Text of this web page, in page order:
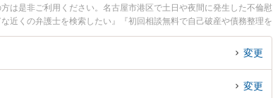
は是非ご利用ください。名古屋市港区で土日や夜間に発生した不倫慰
近くの弁護士を検索したい』『初回相談無料で自己破産や債務整理を
変更
変更